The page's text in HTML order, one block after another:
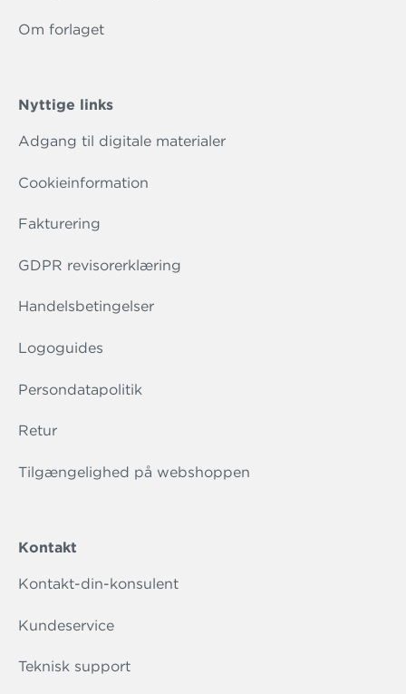
Om forlaget
Nyttige links
Adgang til digitale materialer
Cookieinformation
Fakturering
GDPR revisorerklæring
Handelsbetingelser
Logoguides
Persondatapolitik
Retur
Tilgængelighed på webshoppen
Kontakt
Kontakt-din-konsulent
Kundeservice
Teknisk support